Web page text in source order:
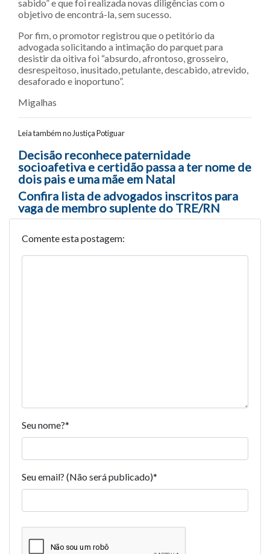
sabido” e que foi realizada novas diligências com o
objetivo de encontrá-la, sem sucesso.
Por fim, o promotor registrou que o petitório da
advogada solicitando a intimação do parquet para
desistir da oitiva foi “absurdo, afrontoso, grosseiro,
desrespeitoso, inusitado, petulante, descabido, atrevido,
desaforado e inoportuno”.
Migalhas
Leia também no Justiça Potiguar
Navegação entre posts
Decisão reconhece paternidade
socioafetiva e certidão passa a ter nome de
dois pais e uma mãe em Natal
Confira lista de advogados inscritos para
vaga de membro suplente do TRE/RN
Comente esta postagem:
Seu nome?*
Seu email? (Não será publicado)*